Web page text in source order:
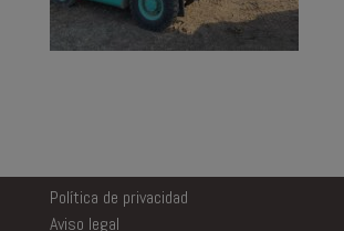
Política de privacidad
Aviso legal